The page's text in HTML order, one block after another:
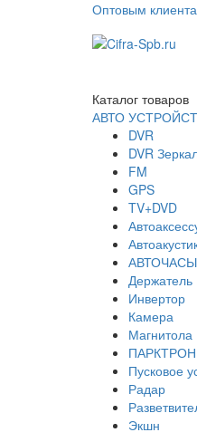
Оптовым
Каталог товаров
АВТО
DVR
DVR
FM
GPS
TV+DVD
АВТОЧАСЫ
Держатель
Инвертор
Камера
Магнитола
Пусковое
Радар
Экшн